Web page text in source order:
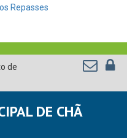
Repasses
de
DE CHÃ